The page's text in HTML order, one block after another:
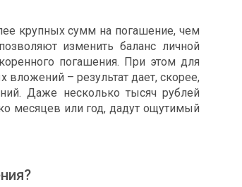
крупных сумм на погашение, чем
изменить баланс личной
погашения. При этом для
вложений – результат дает, скорее,
Даже несколько тысяч рублей
месяцев или год, дадут ощутимый